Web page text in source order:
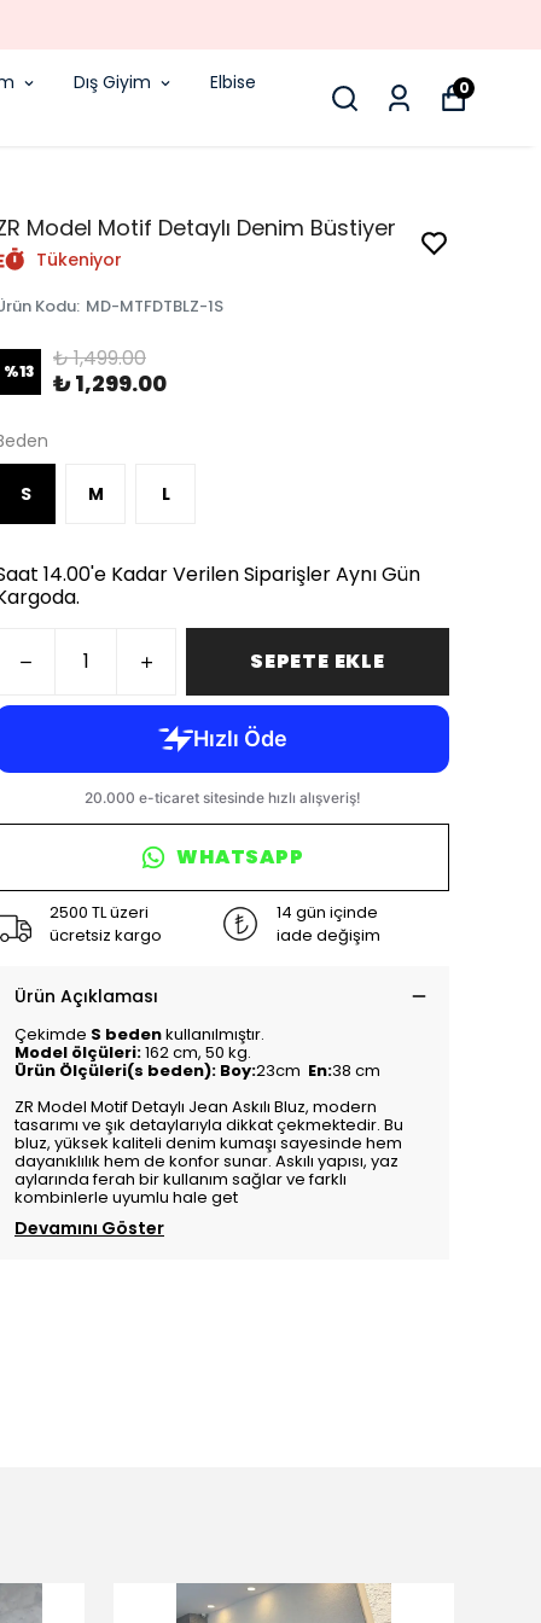
Dış Giyim
Elbise
0
Model Motif Detaylı Denim Büstiyer
Tükeniyor
Kodu: MD-MTFDTBLZ-1S
%13 ₺ 1,499.00
₺ 1,299.00
S M L
14.00'e Kadar Verilen Siparişler Aynı Gün
SEPETE EKLE
WHATSAPP
2500 TL üzeri
ücretsiz kargo
14 gün içinde
iade değişim
Ürün Açıklaması
Çekimde S bedenkullanılmıştır.
Model ölçüleri:162 cm, 50 kg.
Ürün Ölçüleri(s beden): Boy:23cm En:38 cm
ZR Model Motif Detaylı Jean Askılı Bluz, modern
tasarımı ve şık detaylarıyla dikkat çekmektedir. Bu
bluz, yüksek kaliteli denim kumaşı sayesinde hem
dayanıklılık hem de konfor sunar. Askılı yapısı, yaz
aylarında ferah bir kullanım sağlar ve farklı
kombinlerle uyumlu hale get
Devamını Göster